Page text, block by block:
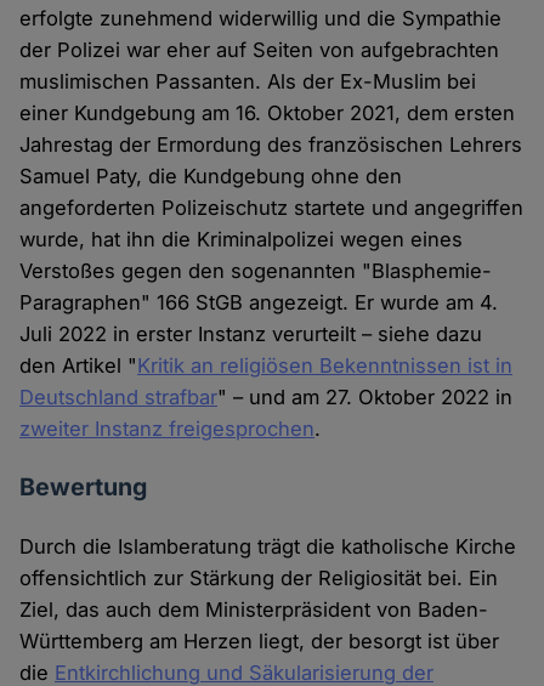
erfolgte zunehmend widerwillig und die Sympathie
der Polizei war eher auf Seiten von aufgebrachten
muslimischen Passanten. Als der Ex-Muslim bei
einer Kundgebung am 16. Oktober 2021, dem ersten
Jahrestag der Ermordung des französischen Lehrers
Samuel Paty, die Kundgebung ohne den
angeforderten Polizeischutz startete und angegriffen
wurde, hat ihn die Kriminalpolizei wegen eines
Verstoßes gegen den sogenannten "Blasphemie-
Paragraphen" 166 StGB angezeigt. Er wurde am 4.
Juli 2022 in erster Instanz verurteilt – siehe dazu
den Artikel "Kritik an religiösen Bekenntnissen ist in
Deutschland strafbar" – und am 27. Oktober 2022 in
zweiter Instanz freigesprochen.
Bewertung
Durch die Islamberatung trägt die katholische Kirche
offensichtlich zur Stärkung der Religiosität bei. Ein
Ziel, das auch dem Ministerpräsident von Baden-
Württemberg am Herzen liegt, der besorgt ist über
die Entkirchlichung und Säkularisierung der